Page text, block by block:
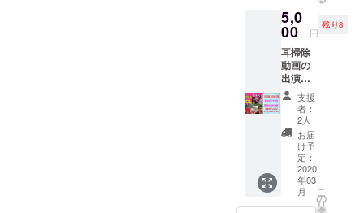
数を実現さ
せておりま
これから事
業を拡大さ
せて行くに
あたりプロ
ジェクトを
始めさせて
頂きまし
ファン
ディン
グご支
援者様
・株式
会社〇
〇〇
URL…
・山田
太郎
様
Twitter
URL…
※掲載時
期はこ
ちらに
5,0
00 円
残り8
耳掃除
動画の
出演
権。 今
まで性
別・年
齢・職
業問わ
ず沢山
の方に
出演し
て頂い
ており
支援
者：
2人
お届
け予
定：
2020
年03
月
こ
の
リ